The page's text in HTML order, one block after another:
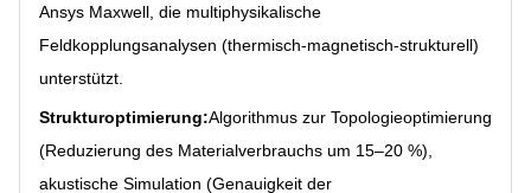
Ansys Maxwell, die multiphysikalische
Feldkopplungsanalysen (thermisch-magnetisch-strukturell)
unterstützt.
Strukturoptimierung:Algorithmus zur Topologieoptimierung
(Reduzierung des Materialverbrauchs um 15–20 %),
akustische Simulation (Genauigkeit der